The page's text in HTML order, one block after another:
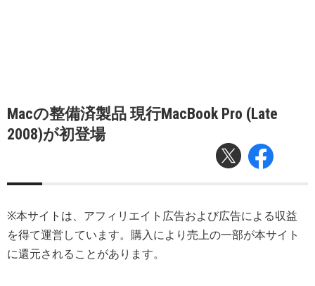
Macの整備済製品 現行MacBook Pro (Late
2008)が初登場
※本サイトは、アフィリエイト広告および広告による収益
を得て運営しています。購入により売上の一部が本サイト
に還元されることがあります。